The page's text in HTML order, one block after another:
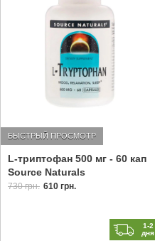
L-триптофан 500 мг - 60 кап
Source Naturals
БЫСТРЫЙ ПРОСМОТР
730 грн. 610 грн.
1-2
дня